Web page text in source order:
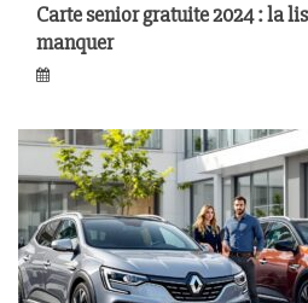
Carte senior gratuite 2024 : la
manquer